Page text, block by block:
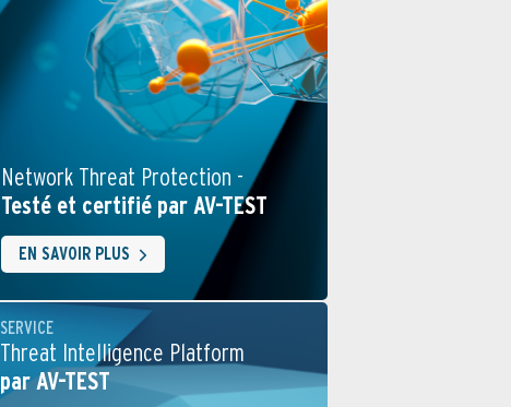
Network Threat Protection -
Testé et certifié par AV-TEST
EN SAVOIR PLUS
SERVICE
Threat Intelligence Platform
par AV-TEST